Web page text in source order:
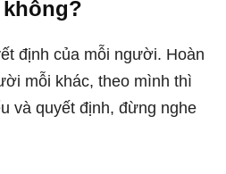
không?
định của mỗi người. Hoàn
mỗi khác, theo mình thì
và quyết định, đừng nghe